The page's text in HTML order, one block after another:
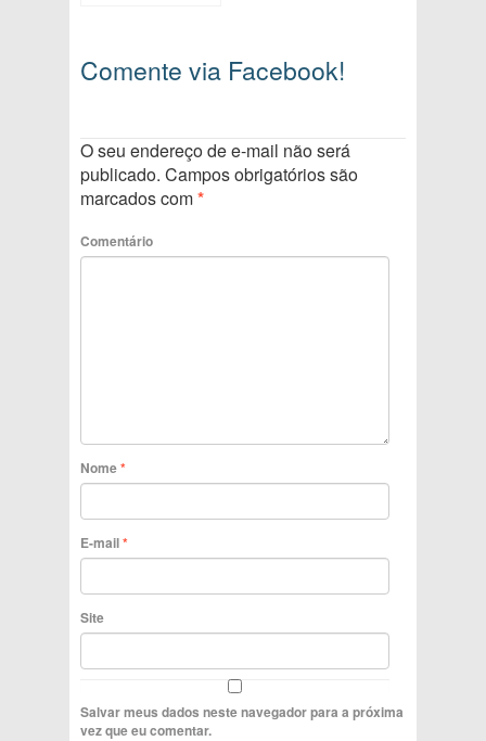
Comente via Facebook!
O seu endereço de e-mail não será
publicado. Campos obrigatórios são
marcados com*
Comentário
Nome*
E-mail*
Site
Salvar meus dados neste navegador para a próxima
vez que eu comentar.